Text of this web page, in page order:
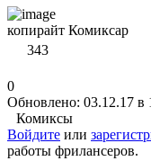
копирайт Комиксар
343
0
Обновлено: 03.12.17 в
Комиксы
Войдите или
работы фрилансеров.